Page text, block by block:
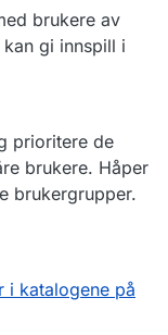
brukere av
gi innspill i
prioritere de
brukere. Håper
brukergrupper.
i katalogene på